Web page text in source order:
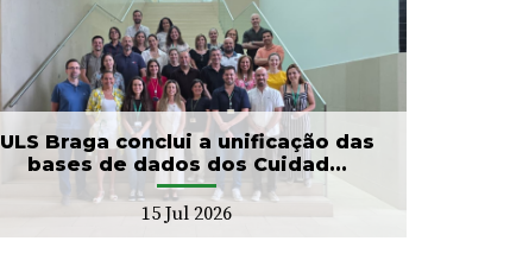
ULS Braga conclui a unificação das
bases de dados dos Cuidad...
15 Jul 2026